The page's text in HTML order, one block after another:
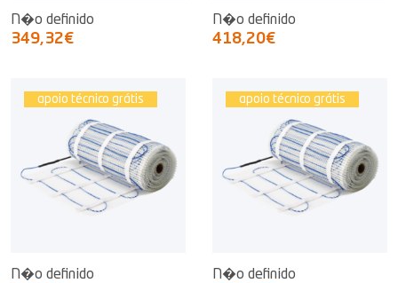
N�o definido
349,32€
N�o definido
418,20€
apoio técnico grátis
N�o definido
apoio técnico grátis
N�o definido